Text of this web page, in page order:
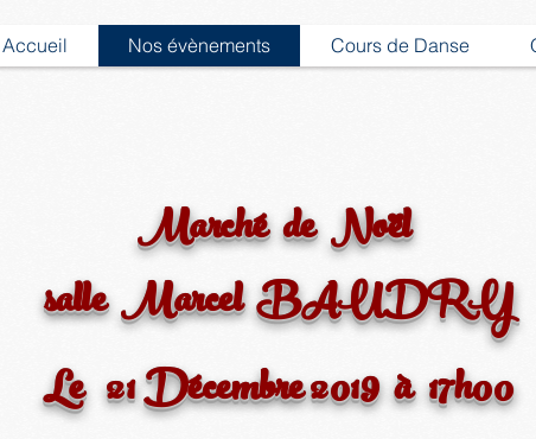
Accueil Nos évènements Cours de Danse
Marché de Noël
salle Marcel BAUDRY
Le 21 Décembre 2019 à 17h00